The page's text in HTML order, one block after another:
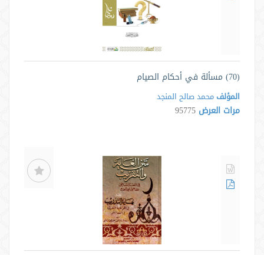
(70) مسألة في أحكام الصيام
المؤلف محمد صالح المنجد
مرات العرض 95775